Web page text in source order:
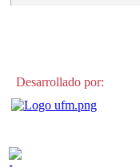
Desarrollado por: